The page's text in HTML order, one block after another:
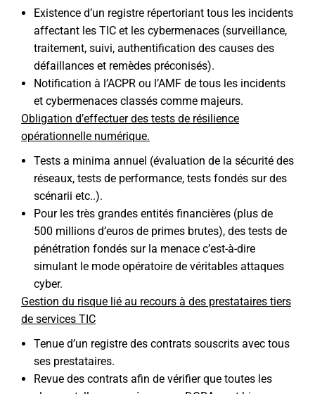
Existence d’un registre répertoriant tous les incidents
affectant les TIC et les cybermenaces (surveillance,
traitement, suivi, authentification des causes des
défaillances et remèdes préconisés).
Notification à l’ACPR ou l’AMF de tous les incidents
et cybermenaces classés comme majeurs.
Obligation d’effectuer des tests de résilience
opérationnelle numérique.
Tests a minima annuel (évaluation de la sécurité des
réseaux, tests de performance, tests fondés sur des
scénarii etc..).
Pour les très grandes entités financières (plus de
500 millions d’euros de primes brutes), des tests de
pénétration fondés sur la menace c’est-à-dire
simulant le mode opératoire de véritables attaques
cyber.
Gestion du risque lié au recours à des prestataires tiers
de services TIC
Tenue d’un registre des contrats souscrits avec tous
ses prestataires.
Revue des contrats afin de vérifier que toutes les